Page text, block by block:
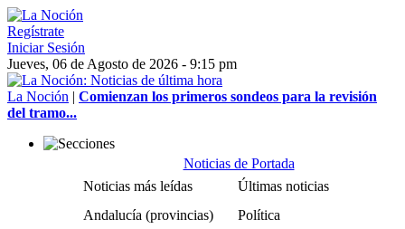
Regístrate
Iniciar Sesión
Jueves, 06 de Agosto de 2026 - 9:15 pm
La Noción | Comienzan los primeros sondeos para la revisión
del tramo...
Noticias de Portada
Noticias más leídas
Últimas noticias
Andalucía (provincias)
Política